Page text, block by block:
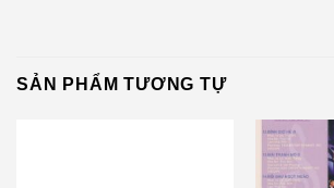
SẢN PHẨM TƯƠNG TỰ